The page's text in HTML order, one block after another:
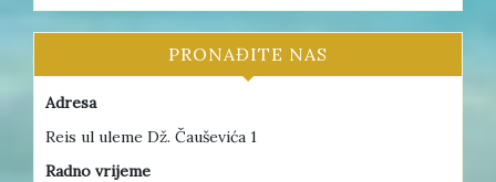
PRONAĐITE NAS
Adresa
Reis ul uleme Dž. Čauševića 1
Radno vrijeme